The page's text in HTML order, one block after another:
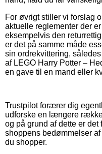
For øvrigt stiller vi forslag
aktuelle reglementer der
eksempelvis den
er det på samme måde
sin ordrekvittering,
af LEGO Harry Potter –
en gave til en mand eller
Trustpilot forærer dig
udforske en længere
og på grund af dette er
shoppens bedømmelser
du shopper.